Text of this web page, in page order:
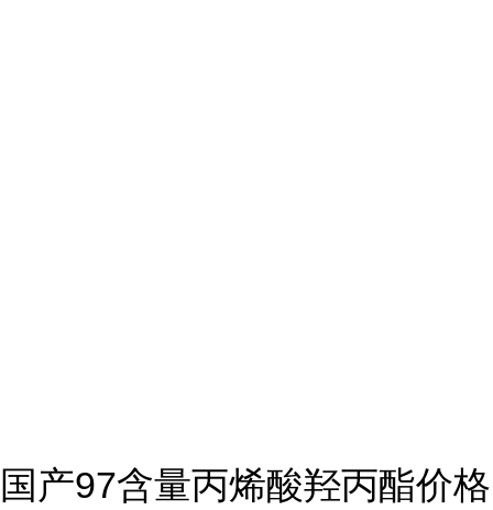
国产97含量丙烯酸羟丙酯价格